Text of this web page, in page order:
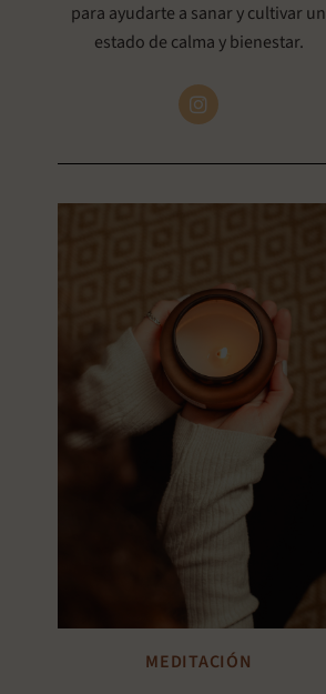
para ayudarte a sanar y cultivar un
estado de calma y bienestar.
I
n
MEDITACIÓN